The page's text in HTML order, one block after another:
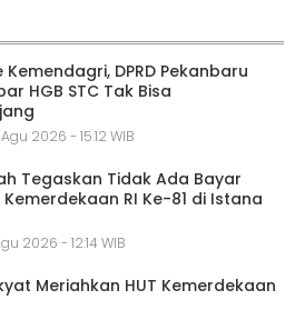
Kemendagri, DPRD Pekanbaru
HGB STC Tak Bisa
2026 - 15:12 WIB
Tegaskan Tidak Ada Bayar
Kemerdekaan RI Ke-81 di Istana
2026 - 12:14 WIB
Meriahkan HUT Kemerdekaan